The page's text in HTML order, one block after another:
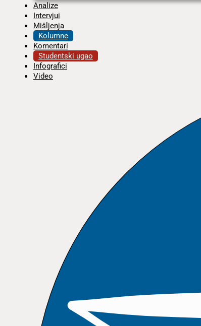
Analize
Intervjui
Mišljenja
Kolumne
Komentari
Studentski ugao
Infografici
Video